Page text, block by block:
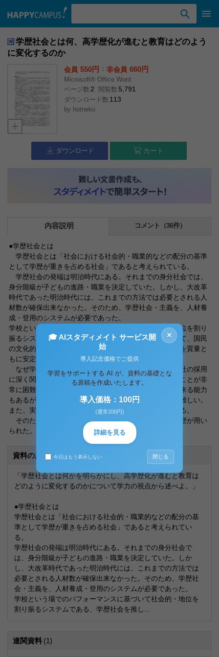
学歴社会とは何、高学歴化が進むと教育はどのよう
に変化するのか
会員 550円 非会員 660円
Microsoft® Office Word
ページ数 2 閲覧数 5,791
ダウンロード数 113
by hotneko
ダウンロード カート
内容説明 コメント（36件）
●学歴社会とは
学歴社会とは「社会における社会的・職業的などの配分の基準
として学歴が重きを占める社会」であると考えられている。
学歴社会の発端は明治時代にある。それまでの身分社会では、
身分階級が子どもの進路・職業を決定していた。しかし、大改革
時代であった明治時代には、これまでの方法では必要とされる人
材数が確保出来なかった。そのため、学歴社会・主義を、人材養
成・登用のシステムが必要であった。
学校という場でのパフォーマンスに基づいて社会的・地位を割り
振るシステムである、学歴社会を推し進めたことによって、国民
の文化的基礎を整備する役割と、多方面に渡るリーダーを質量と
もに安定する役割を果たしたのである。
なぜ学歴が重きを占めてかというと、それは仕事・会社の採用
に深く関わっている。人の実力・能力を的確に測定することが非
常に困難なためである。資格など定数化によって判断出来る能力
もあるが、実力・能力を採用時に的確に計測することは難しい。
また、実力・能力は環境などによって可変するものである。
そのため、実力・能力を測定する社会的指標として学歴が用い
られた。
資料の原本内容
「学歴社会とは何かを明らかにし、高学歴化が進むと教育は
どのように変化するのかについて学力の視点から述べよ。」
●学歴社会とは
学歴社会とは「社会における社会的・職業的などの配分の基
準として学歴が重きを占める社会」であると考えられてい
る。
学歴社会の発端は明治時代にある。それまでの身分社会で
は、身分階級が子どもの進路・職業を決定していた。しか
し、大改革時代であった明治時代には、これまでの方法では
必要とされる人材数が確保出来なかった。そのため、学歴社
会・主義を、人材養成・登用のシステムが必要であった。
学校という場でのパフォーマンスに基づいて社会的・地位を
割り振るシステムである、学歴社会を推し...
連関資料 (1)
×
🎓 AIスタディメイト サービス開
始
導入記念価格でご提供
学習をサポートする AI が、資料の基礎とな
る原稿を作成いたします。
導入価格：100円
(通常200円)
詳細を見る
今日はもう表示しない 閉じる